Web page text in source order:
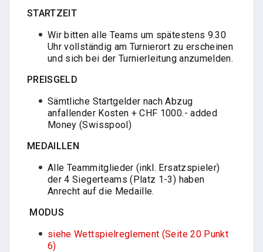
STARTZEIT
Wir bitten alle Teams um spätestens 9.30
Uhr vollständig am Turnierort zu erscheinen
und sich bei der Turnierleitung anzumelden.
PREISGELD
Sämtliche Startgelder nach Abzug
anfallender Kosten + CHF 1000.- added
Money (Swisspool)
MEDAILLEN
Alle Teammitglieder (inkl. Ersatzspieler)
der 4 Siegerteams (Platz 1-3) haben
Anrecht auf die Medaille.
MODUS
siehe Wettspielreglement (Seite 20 Punkt
6)